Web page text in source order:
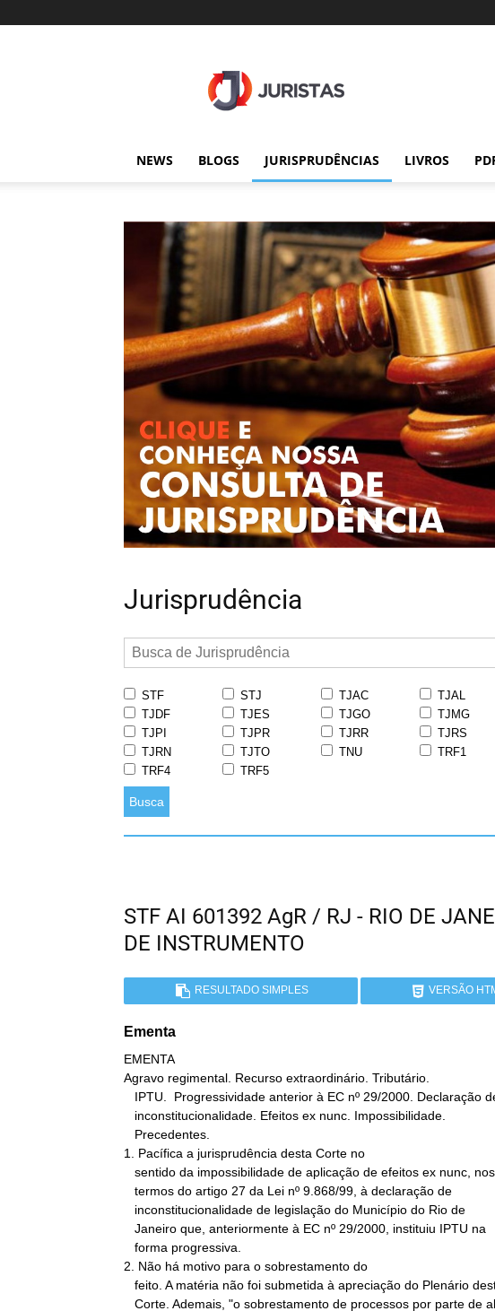
NEWS BLOGS JURISPRUDÊNCIAS LIVROS
Jurisprudência
STF STJ TJAC TJAL
TJDF
TJES TJGO TJMG
TJPI
TJPR TJRR TJRS
TJRN
TJTO TNU TRF1
TRF4
TRF5
Busca
STF AI 601392 AgR / RJ - RIO DE
DE INSTRUMENTO
RESULTADO SIMPLES VERSÃO
Ementa
EMENTA
Agravo regimental. Recurso extraordinário. Tributário.
1. Pacífica a jurisprudência desta Corte no
2. Não há motivo para o sobrestamento do